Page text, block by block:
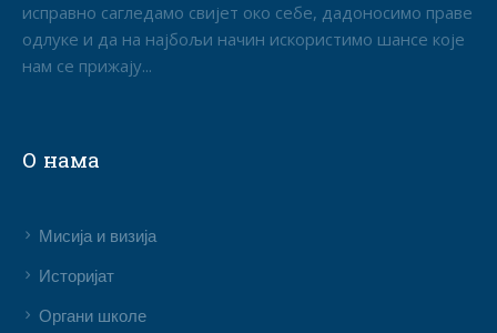
исправно сагледамо свијет око себе, дадоносимо праве
одлуке и да на најбољи начин искористимо шансе које
нам се прижају...
О нама
Мисија и визија
Историјат
Органи школе